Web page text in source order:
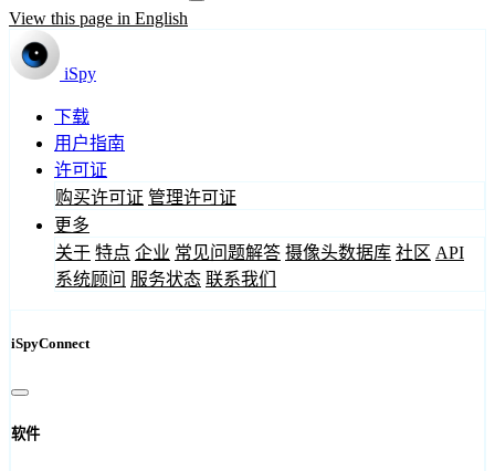
View this page in English
iSpy
下载
用户指南
许可证
购买许可证 管理许可证
更多
关于 特点 企业 常见问题解答 摄像头数据库 社区 API
系统顾问 服务状态 联系我们
iSpyConnect
软件